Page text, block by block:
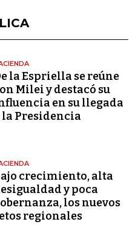
la Espriella se reúne
Milei y destacó su
en su llegada
la Presidencia
crecimiento, alta
y poca
los nuevos
regionales